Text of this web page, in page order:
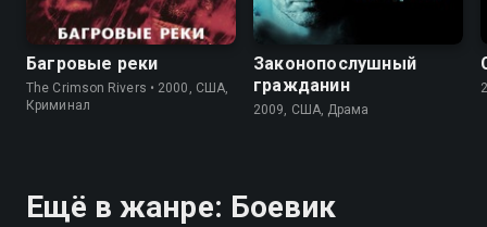
Багровые реки
The Crimson Rivers • 2000, США,
Криминал
Законопослушный
гражданин
2009, США, Драма
Ещё в жанре: Боевик